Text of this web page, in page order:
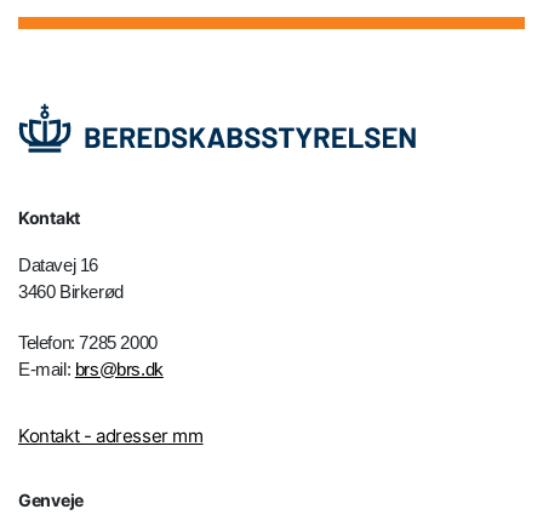
Kontakt
Datavej 16
3460 Birkerød
Telefon: 7285 2000
E-mail: brs@brs.dk
Kontakt - adresser mm
Genveje